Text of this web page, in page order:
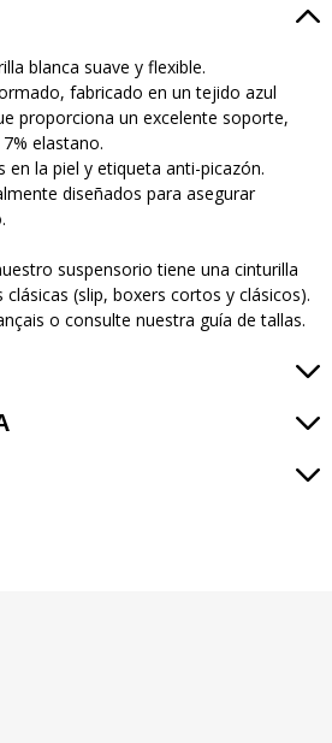
blanca suave y flexible.
fabricado en un tejido azul
proporciona un excelente soporte,
elastano.
en la piel y etiqueta anti-picazón.
diseñados para asegurar
suspensorio tiene una cinturilla
(slip, boxers cortos y clásicos).
o consulte nuestra guía de tallas.